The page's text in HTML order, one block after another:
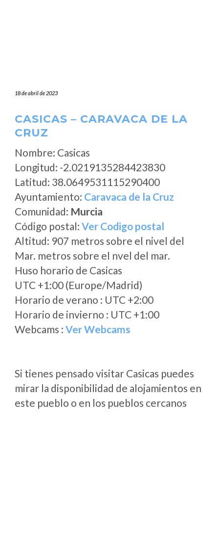
18 de abril de 2023
CASICAS – CARAVACA DE LA
CRUZ
Nombre: Casicas
Longitud: -2.0219135284423830
Latitud: 38.0649531115290400
Ayuntamiento: Caravaca de la Cruz
Comunidad: Murcia
Código postal: Ver Codigo postal
Altitud: 907 metros sobre el nivel del
Mar. metros sobre el nvel del mar.
Huso horario de Casicas
UTC +1:00 (Europe/Madrid)
Horario de verano : UTC +2:00
Horario de invierno : UTC +1:00
Webcams : Ver Webcams
Si tienes pensado visitar Casicas puedes
mirar la disponibilidad de alojamientos en
este pueblo o en los pueblos cercanos